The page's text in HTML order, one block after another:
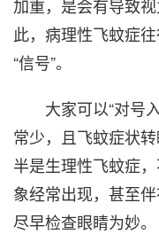
加重，是会有导致
此，病理性飞蚊症
“信号”。
大家可以“对号入
常少，且飞蚊症状
半是生理性飞蚊症
象经常出现，甚至
尽早检查眼睛为妙。